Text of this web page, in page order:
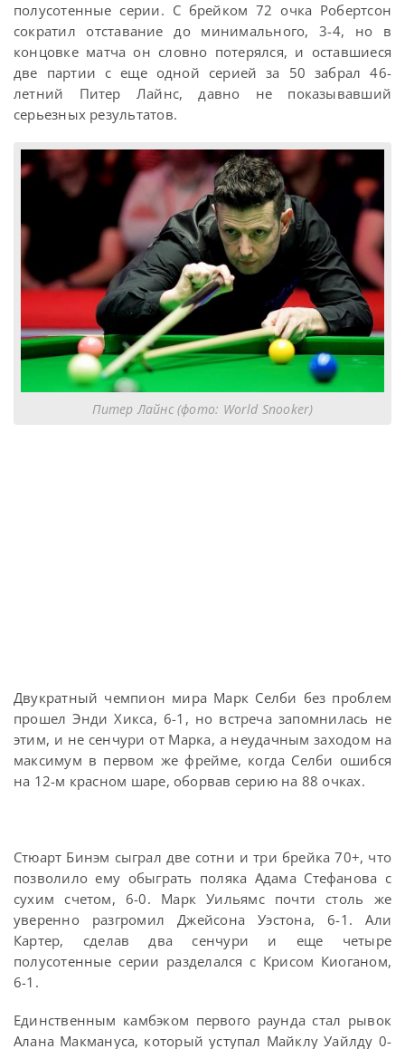
полусотенные серии. С брейком 72 очка Робертсон
сократил отставание до минимального, 3-4, но в
концовке матча он словно потерялся, и оставшиеся
две партии с еще одной серией за 50 забрал 46-
летний Питер Лайнс, давно не показывавший
серьезных результатов.
Питер Лайнс (фото: World Snooker)
Двукратный чемпион мира Марк Селби без проблем
прошел Энди Хикса, 6-1, но встреча запомнилась не
этим, и не сенчури от Марка, а неудачным заходом на
максимум в первом же фрейме, когда Селби ошибся
на 12-м красном шаре, оборвав серию на 88 очках.
Стюарт Бинэм сыграл две сотни и три брейка 70+, что
позволило ему обыграть поляка Адама Стефанова с
сухим счетом, 6-0. Марк Уильямс почти столь же
уверенно разгромил Джейсона Уэстона, 6-1. Али
Картер, сделав два сенчури и еще четыре
полусотенные серии разделался с Крисом Киоганом,
6-1.
Единственным камбэком первого раунда стал рывок
Алана Макмануса, который уступал Майклу Уайлду 0-